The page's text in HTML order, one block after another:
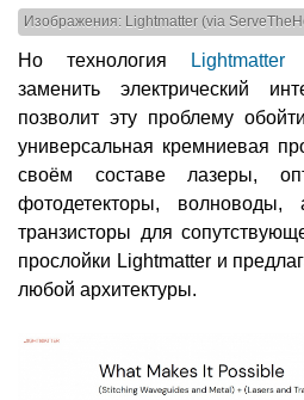
Изображения: Lightmatter (via
Но технология Lightmatter
заменить электрический
позволит эту проблему
универсальная кремниевая
своём составе лазеры,
фотодетекторы, волноводы,
транзисторы для
прослойки Lightmatter и
любой архитектуры.